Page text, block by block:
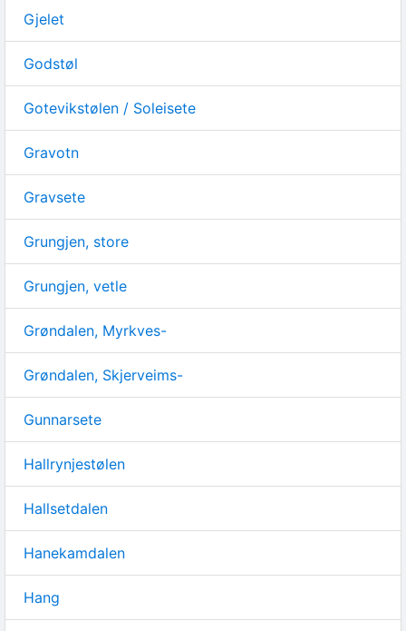
Gjelet
Godstøl
Gotevikstølen / Soleisete
Gravotn
Gravsete
Grungjen, store
Grungjen, vetle
Grøndalen, Myrkves-
Grøndalen, Skjerveims-
Gunnarsete
Hallrynjestølen
Hallsetdalen
Hanekamdalen
Hang